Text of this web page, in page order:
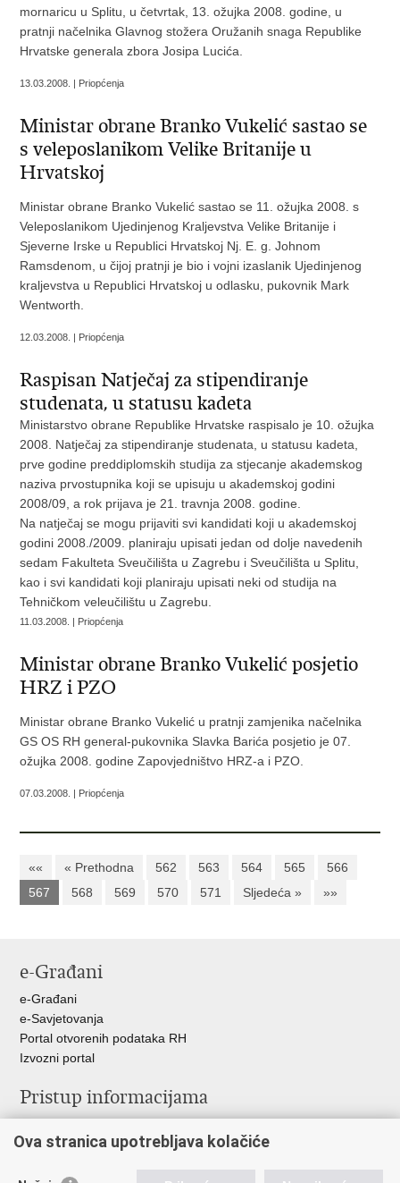
mornaricu u Splitu, u četvrtak, 13. ožujka 2008. godine, u
pratnji načelnika Glavnog stožera Oružanih snaga Republike
Hrvatske generala zbora Josipa Lucića.
13.03.2008. | Priopćenja
Ministar obrane Branko Vukelić sastao se
s veleposlanikom Velike Britanije u
Hrvatskoj
Ministar obrane Branko Vukelić sastao se 11. ožujka 2008. s
Veleposlanikom Ujedinjenog Kraljevstva Velike Britanije i
Sjeverne Irske u Republici Hrvatskoj Nj. E. g. Johnom
Ramsdenom, u čijoj pratnji je bio i vojni izaslanik Ujedinjenog
kraljevstva u Republici Hrvatskoj u odlasku, pukovnik Mark
Wentworth.
12.03.2008. | Priopćenja
Raspisan Natječaj za stipendiranje
studenata, u statusu kadeta
Ministarstvo obrane Republike Hrvatske raspisalo je 10. ožujka
2008. Natječaj za stipendiranje studenata, u statusu kadeta,
prve godine preddiplomskih studija za stjecanje akademskog
naziva prvostupnika koji se upisuju u akademskoj godini
2008/09, a rok prijava je 21. travnja 2008. godine.
Na natječaj se mogu prijaviti svi kandidati koji u akademskoj
godini 2008./2009. planiraju upisati jedan od dolje navedenih
sedam Fakulteta Sveučilišta u Zagrebu i Sveučilišta u Splitu,
kao i svi kandidati koji planiraju upisati neki od studija na
Tehničkom veleučilištu u Zagrebu.
11.03.2008. | Priopćenja
Ministar obrane Branko Vukelić posjetio
HRZ i PZO
Ministar obrane Branko Vukelić u pratnji zamjenika načelnika
GS OS RH general-pukovnika Slavka Barića posjetio je 07.
ožujka 2008. godine Zapovjedništvo HRZ-a i PZO.
07.03.2008. | Priopćenja
«« « Prethodna 562 563 564 565
566
567
568 569 570 571 Sljedeća » »»
e-Građani
e-Građani
e-Savjetovanja
Portal otvorenih podataka RH
Izvozni portal
Pristup informacijama
Izjava o pristupačnosti
Ova stranica upotrebljava kolačiće